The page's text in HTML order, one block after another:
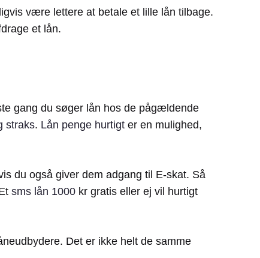
være lettere at betale et lille lån tilbage.
et lån.
gang du søger lån hos de pågældende
straks. Lån penge hurtigt er en mulighed,
du også giver dem adgang til E-skat. Så
sms lån 1000 kr gratis eller ej vil hurtigt
Det er ikke helt de samme